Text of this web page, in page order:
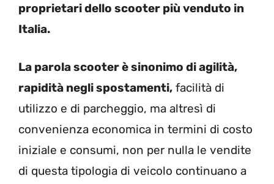
proprietari dello scooter più venduto in
Italia.
La parola scooter è sinonimo di agilità,
rapidità negli spostamenti, facilità di
utilizzo e di parcheggio, ma altresì di
convenienza economica in termini di costo
iniziale e consumi, non per nulla le vendite
di questa tipologia di veicolo continuano a